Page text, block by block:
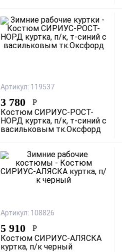
Артикул: 119537
3 780 Р
Костюм СИРИУС-РОСТ-
НОРД куртка, п/к, т-синий с
васильковым тк.Оксфорд
Артикул: 108826
5 910 Р
Костюм СИРИУС-АЛЯСКА
куртка, п/к черный